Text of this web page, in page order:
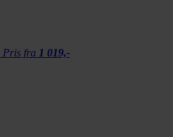
Pris fra 1 019,-